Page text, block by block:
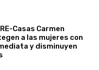
Casas Carmen
a las mujeres con
y disminuyen